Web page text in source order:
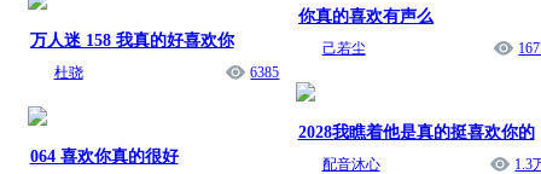
万人迷 158 我真的好喜欢你
杜骁 6385
064 喜欢你真的很好
你真的喜欢有声么
己若尘
2028我瞧着他是真的挺喜欢你的
配音沐心 1.3